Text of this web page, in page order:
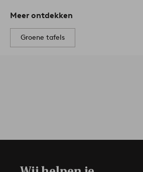
Meer ontdekken
Groene tafels